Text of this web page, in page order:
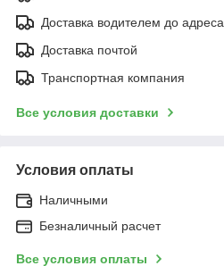
Доставка водителем до адреса
Доставка почтой
Транспортная компания
Все условия доставки
Условия оплаты
Наличными
Безналичный расчет
Все условия оплаты